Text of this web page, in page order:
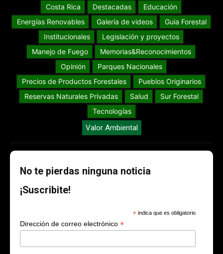
Costa Rica
Destacadas
Educación
Energías Renovables
Galería de videos
Guia Forestal
Institucionales
Legislación y proyectos
Manejo de Fuego
Memorias&Reconocimientos
Opinión
Parques Nacionales
Precios de Productos Forestales
Pueblos Originarios
Reservas Naturales Privadas
Salud
Sur Forestal
Tecnologías
Valor Ambiental
No te pierdas ninguna noticia
¡Suscribite!
* indica que es obligatorio
Dirección de correo electrónico *